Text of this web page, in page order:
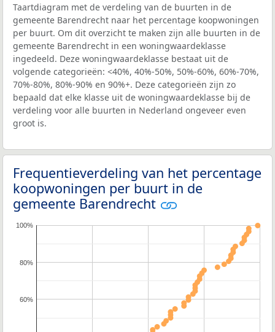
Taartdiagram met de verdeling van de buurten in de
gemeente Barendrecht naar het percentage koopwoningen
per buurt. Om dit overzicht te maken zijn alle buurten in de
gemeente Barendrecht in een woningwaardeklasse
ingedeeld. Deze woningwaardeklasse bestaat uit de
volgende categorieën: <40%, 40%-50%, 50%-60%, 60%-70%,
70%-80%, 80%-90% en 90%+. Deze categorieën zijn zo
bepaald dat elke klasse uit de woningwaardeklasse bij de
verdeling voor alle buurten in Nederland ongeveer even
groot is.
Frequentieverdeling van het percentage
koopwoningen per buurt in de
gemeente Barendrecht
60%
80%
100%